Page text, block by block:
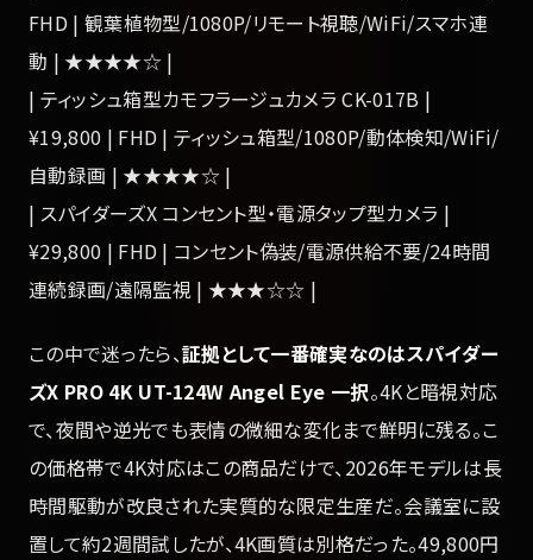
FHD | 観葉植物型/1080P/リモート視聴/WiFi/スマホ連
動 | ★★★★☆ |
| ティッシュ箱型カモフラージュカメラ CK-017B |
¥19,800 | FHD | ティッシュ箱型/1080P/動体検知/WiFi/
自動録画 | ★★★★☆ |
| スパイダーズX コンセント型・電源タップ型カメラ |
¥29,800 | FHD | コンセント偽装/電源供給不要/24時間
連続録画/遠隔監視 | ★★★☆☆ |
この中で迷ったら、証拠として一番確実なのはスパイダー
ズX PRO 4K UT-124W Angel Eye 一択。4Kと暗視対応
で、夜間や逆光でも表情の微細な変化まで鮮明に残る。こ
の価格帯で4K対応はこの商品だけで、2026年モデルは長
時間駆動が改良された実質的な限定生産だ。会議室に設
置して約2週間試したが、4K画質は別格だった。49,800円